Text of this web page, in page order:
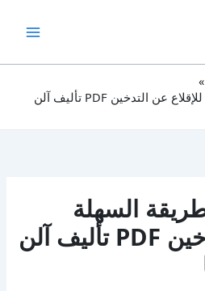
تحميل كتاب الطريقة السهلة للإقلاع عن التدخين PDF تأليف آلن
السهلة
للإقلاع عن التدخين PDF تأليف آلن